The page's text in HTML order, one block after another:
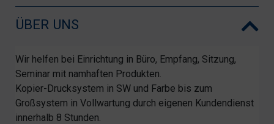
ÜBER UNS
Wir helfen bei Einrichtung in Büro, Empfang, Sitzung,
Seminar mit namhaften Produkten.
Kopier-Drucksystem in SW und Farbe bis zum
Großsystem in Vollwartung durch eigenen Kundendienst
innerhalb 8 Stunden.